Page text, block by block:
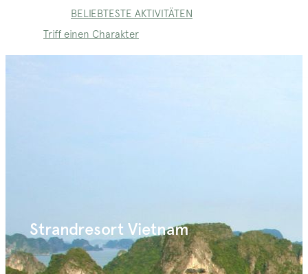
BELIEBTESTE AKTIVITÄTEN
Triff einen Charakter
Strandresort Vietnam